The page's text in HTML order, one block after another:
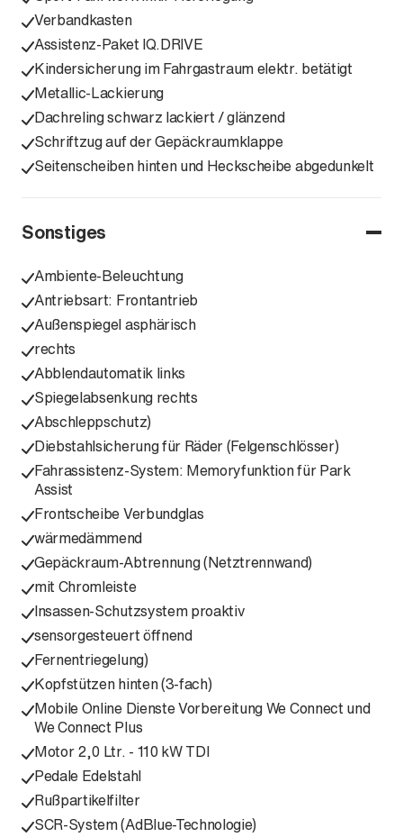
Verbandkasten
Assistenz-Paket IQ.DRIVE
Kindersicherung im Fahrgastraum elektr. betätigt
Metallic-Lackierung
Dachreling schwarz lackiert / glänzend
Schriftzug auf der Gepäckraumklappe
Seitenscheiben hinten und Heckscheibe abgedunkelt
Sonstiges
Ambiente-Beleuchtung
Antriebsart: Frontantrieb
Außenspiegel asphärisch
rechts
Abblendautomatik links
Spiegelabsenkung rechts
Abschleppschutz)
Diebstahlsicherung für Räder (Felgenschlösser)
Fahrassistenz-System: Memoryfunktion für Park
Assist
Frontscheibe Verbundglas
wärmedämmend
Gepäckraum-Abtrennung (Netztrennwand)
mit Chromleiste
Insassen-Schutzsystem proaktiv
sensorgesteuert öffnend
Fernentriegelung)
Kopfstützen hinten (3-fach)
Mobile Online Dienste Vorbereitung We Connect und
We Connect Plus
Motor 2,0 Ltr. - 110 kW TDI
Pedale Edelstahl
Rußpartikelfilter
SCR-System (AdBlue-Technologie)